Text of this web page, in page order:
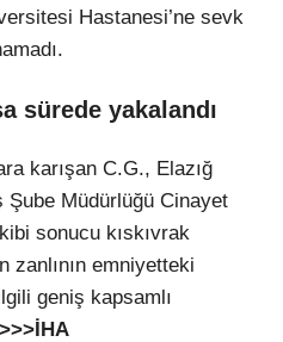
Hastanesi’ne sevk
sürede yakalandı
karışan C.G., Elazığ
Müdürlüğü Cinayet
sonucu kıskıvrak
zanlının emniyetteki
geniş kapsamlı
>>>İHA